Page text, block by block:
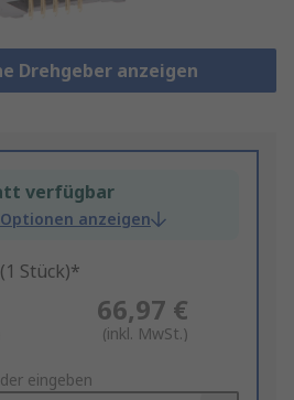
Drehgeber anzeigen
verfügbar
anzeigen
Stück)*
66,97 €
(inkl. MwSt.)
eingeben